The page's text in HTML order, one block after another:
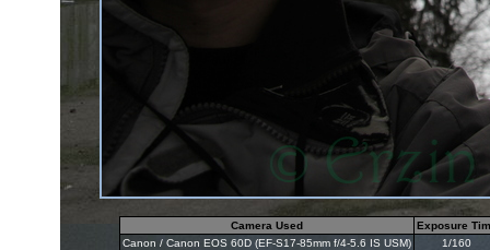
Camera Used
Exposure
Canon / Canon EOS 60D (EF-S17-85mm f/4-5.6 IS USM)
1/160